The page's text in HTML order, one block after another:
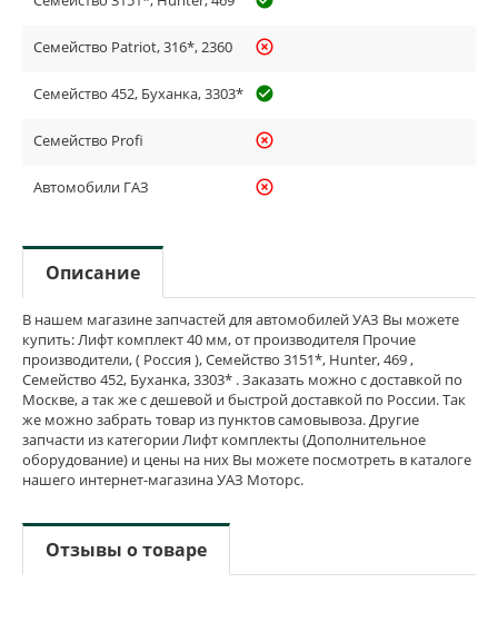
Семейство Patriot, 316*, 2360 highlight_off
Семейство 452, Буханка, 3303* check_circle_outline
Семейство Profi highlight_off
Автомобили ГАЗ highlight_off
Описание
В нашем магазине запчастей для автомобилей УАЗ Вы можете
купить: Лифт комплект 40 мм, от производителя Прочие
производители, ( Россия ), Семейство 3151*, Hunter, 469 ,
Семейство 452, Буханка, 3303* . Заказать можно с доставкой по
Москве, а так же с дешевой и быстрой доставкой по России. Так
же можно забрать товар из пунктов самовывоза. Другие
запчасти из категории Лифт комплекты (Дополнительное
оборудование) и цены на них Вы можете посмотреть в каталоге
нашего интернет-магазина УАЗ Моторс.
Отзывы о товаре